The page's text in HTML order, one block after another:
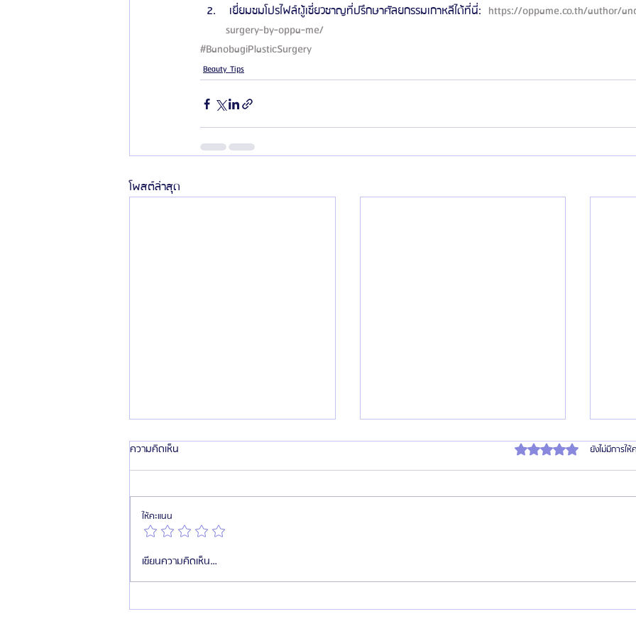
เยี่ยมชมโปรไฟล์ผู้เชี่ยวชาญที่ปรึกษาศัลยกรรมเกาหลีได้ที่นี่: https://oppame.co.th/author/
surgery-by-oppa-me/
#BanobagiPlasticSurgery
Beauty Tips
โพสต์ล่าสุด
HemaPure คืออะไร นวัตกรรมฟอก
เลือดทางการแพทย์ ฟื้นฟูระดับเซลล์
ฟื้นฟูเซลล์และสุขภาพลึก
ความ
ความคิดเห็น ได้รับ 0 เต็ม 5 ดาวยังไม่มีการให้
ให้คะแนน
เขียนความคิดเห็น…